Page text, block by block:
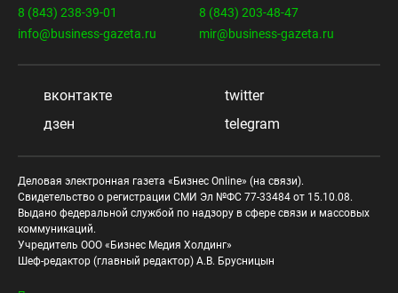
8 (843) 238-39-01
info@business-gazeta.ru
8 (843) 203-48-47
mir@business-gazeta.ru
вконтакте
twitter
дзен
telegram
Деловая электронная газета «Бизнес Online» (на связи).
Свидетельство о регистрации СМИ Эл №ФС 77-33484 от 15.10.08.
Выдано федеральной службой по надзору в сфере связи и массовых
коммуникаций.
Учредитель ООО «Бизнес Медия Холдинг»
Шеф-редактор (главный редактор) А.В. Брусницын